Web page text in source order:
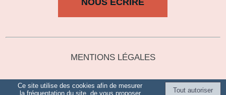
MENTIONS LÉGALES
Ce site utilise des cookies afin de mesurer
la fréquentation du site, de vous proposer